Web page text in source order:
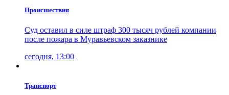
Проиcшествия
Суд оставил в силе штраф 300 тысяч рублей компании
после пожара в Муравьевском заказнике
сегодня, 13:00
Транспорт